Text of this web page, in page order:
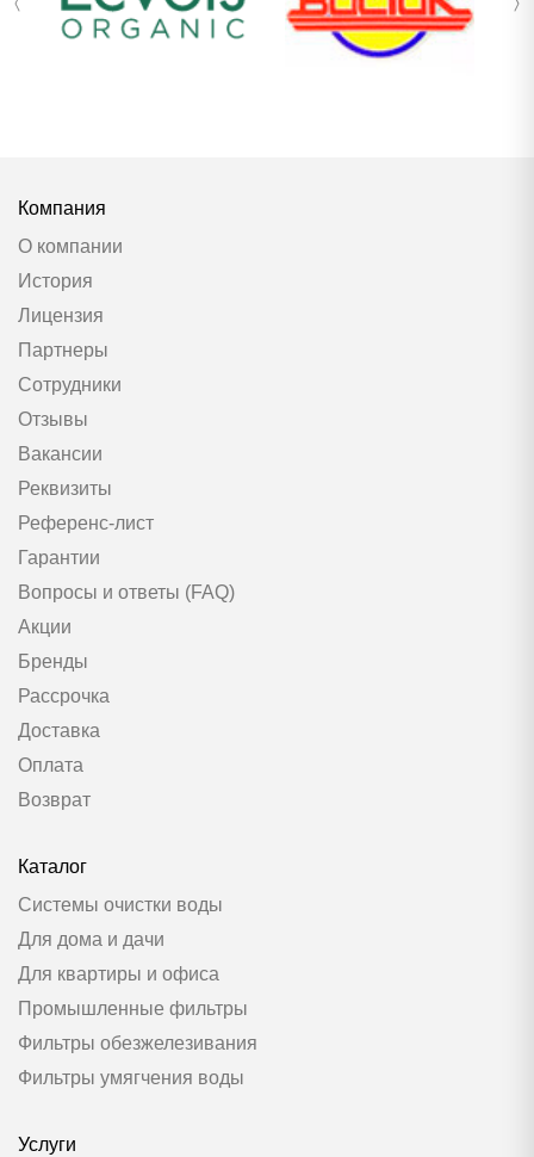
Компания
О компании
История
Лицензия
Партнеры
Сотрудники
Отзывы
Вакансии
Реквизиты
Референс-лист
Гарантии
Вопросы и ответы (FAQ)
Акции
Бренды
Рассрочка
Доставка
Оплата
Возврат
Каталог
Системы очистки воды
Для дома и дачи
Для квартиры и офиса
Промышленные фильтры
Фильтры обезжелезивания
Фильтры умягчения воды
Услуги